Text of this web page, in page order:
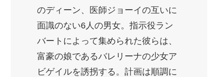
のディーン、医師ジョーイの互いに
面識のない6人の男女。指示役ラン
バートによって集められた彼らは、
富豪の娘であるバレリーナの少女ア
ビゲイルを誘拐する。計画は順調に